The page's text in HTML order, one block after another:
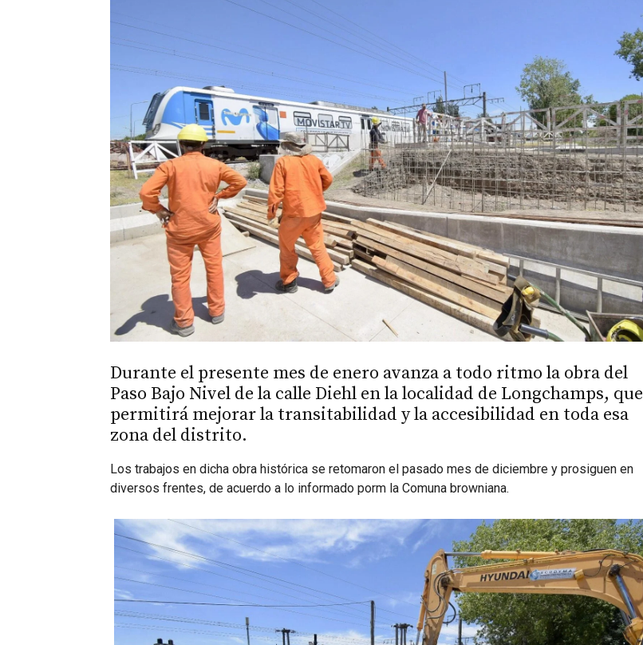
Durante el presente mes de enero avanza a todo ritmo la obra del
Paso Bajo Nivel de la calle Diehl en la localidad de Longchamps, que
permitirá mejorar la transitabilidad y la accesibilidad en toda esa
zona del distrito.
Los trabajos en dicha obra histórica se retomaron el pasado mes de diciembre y prosiguen en
diversos frentes, de acuerdo a lo informado porm la Comuna browniana.